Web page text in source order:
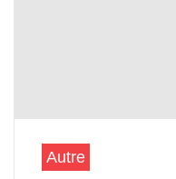
Autre